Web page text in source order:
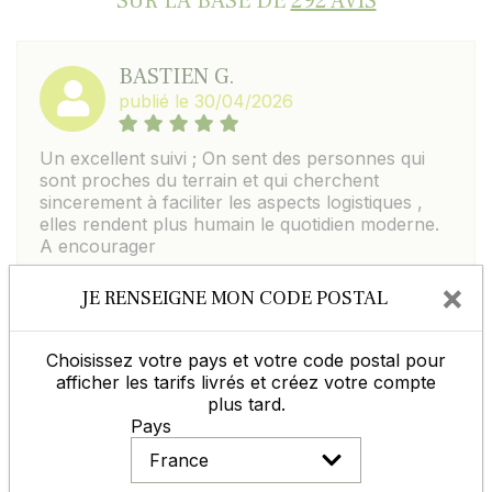
BASTIEN G.
publié le 30/04/2026
Un excellent suivi ; On sent des personnes qui
sont proches du terrain et qui cherchent
sincerement à faciliter les aspects logistiques ,
elles rendent plus humain le quotidien moderne.
A encourager
MATTHIEU J.
publié le 03/06/2026
Equipe très professionnelle ; 4ème commande
sur Germineo toujours impeccable.
JE RENSEIGNE MON CODE POSTAL ×
Choisissez votre pays et votre code postal pour
afficher les tarifs livrés et créez votre compte
plus tard.
Pays